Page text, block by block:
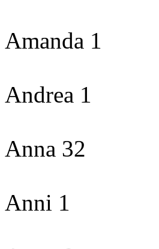
Amanda 1
Andrea 1
Anna 32
Anni 1